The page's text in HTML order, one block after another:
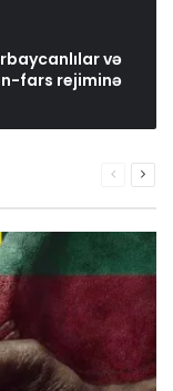
və
fars rejiminə
Previous